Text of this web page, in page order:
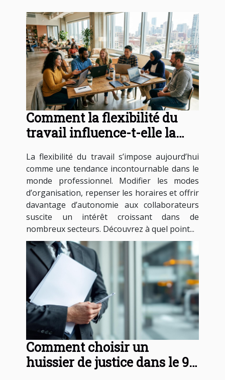
Comment la flexibilité du
travail influence-t-elle la
La flexibilité du travail s’impose aujourd’hui
comme une tendance incontournable dans le
monde professionnel. Modifier les modes
d’organisation, repenser les horaires et offrir
davantage d’autonomie aux collaborateurs
suscite un intérêt croissant dans de
nombreux secteurs. Découvrez à quel point...
Comment choisir un
huissier de justice dans le 93